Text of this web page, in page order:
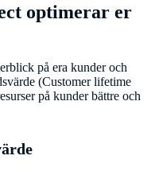
optimerar er
på era kunder och
(Customer lifetime
på kunder bättre och